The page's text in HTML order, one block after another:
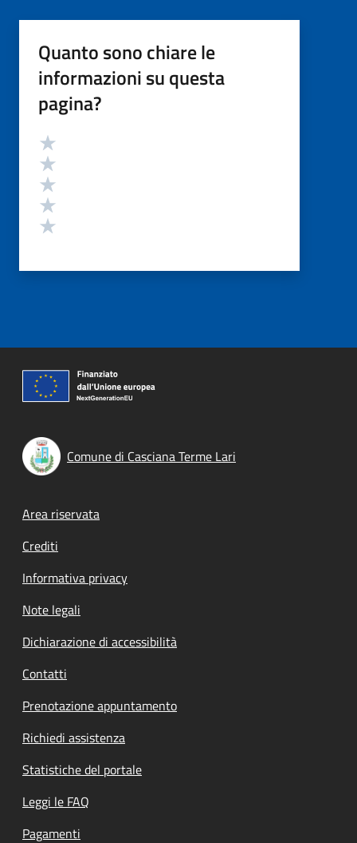
Quanto sono chiare le
informazioni su questa
pagina?
Valutazione
Comune di Casciana Terme Lari
Footer menu
Area riservata
Crediti
Informativa privacy
Note legali
Dichiarazione di accessibilità
Contatti
Prenotazione appuntamento
Richiedi assistenza
Statistiche del portale
Leggi le FAQ
Pagamenti